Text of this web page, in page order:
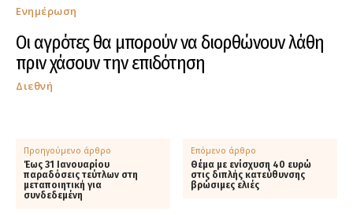
Ενημέρωση
Οι αγρότες θα μπορούν να διορθώνουν λάθη
πριν χάσουν την επιδότηση
Διεθνή
Προηγούμενο άρθρο
Έως 31 Ιανουαρίου
παραδόσεις τεύτλων στη
μεταποιητική για
συνδεδεμένη
Επόμενο άρθρο
Θέμα με ενίσχυση 40 ευρώ
στις διπλής κατεύθυνσης
βρώσιμες ελιές